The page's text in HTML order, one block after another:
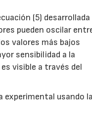
(5) desarrollada
pueden oscilar
valores más bajos
sensibilidad a la
visible a través del
experimental usando la